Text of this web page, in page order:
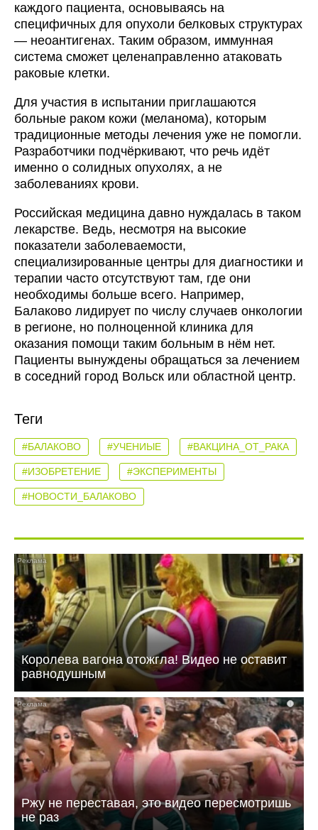
каждого пациента, основываясь на
специфичных для опухоли белковых структурах
— неоантигенах. Таким образом, иммунная
система сможет целенаправленно атаковать
раковые клетки.
Для участия в испытании приглашаются
больные раком кожи (меланома), которым
традиционные методы лечения уже не помогли.
Разработчики подчёркивают, что речь идёт
именно о солидных опухолях, а не
заболеваниях крови.
Российская медицина давно нуждалась в таком
лекарстве. Ведь, несмотря на высокие
показатели заболеваемости,
специализированные центры для диагностики и
терапии часто отсутствуют там, где они
необходимы больше всего. Например,
Балаково лидирует по числу случаев онкологии
в регионе, но полноценной клиника для
оказания помощи таким больным в нём нет.
Пациенты вынуждены обращаться за лечением
в соседний город Вольск или областной центр.
Теги
#БАЛАКОВО #УЧЕНИЫЕ #ВАКЦИНА_ОТ_РАКА
#ИЗОБРЕТЕНИЕ #ЭКСПЕРИМЕНТЫ
#НОВОСТИ_БАЛАКОВО
i
Королева вагона отожгла! Видео не оставит
равнодушным
i
Ржу не переставая, это видео пересмотришь
не раз